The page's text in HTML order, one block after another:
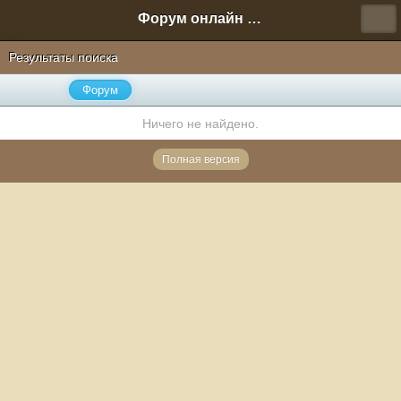
Форум онлайн игры "Новая Эра" (Нюра Биз)
Результаты поиска
Форум
Ничего не найдено.
Полная версия